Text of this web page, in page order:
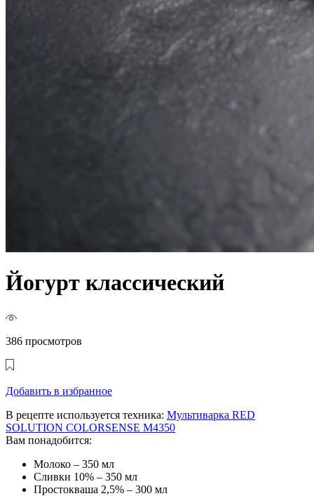
Йогурт классический
386 просмотров
Добавить в избранное
В рецепте используется техника: Мультиварка RED
SOLUTION COLORSENSE M4350
Вам понадобится:
Молоко – 350 мл
Сливки 10% – 350 мл
Простокваша 2,5% – 300 мл